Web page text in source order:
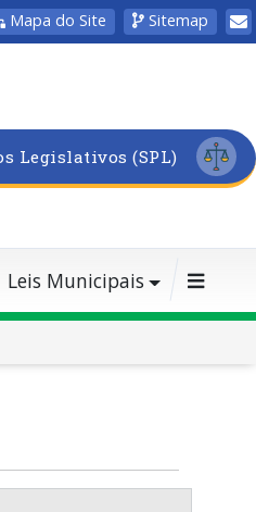
Mapa do Site Sitemap
Legislativos (SPL)
Leis Municipais